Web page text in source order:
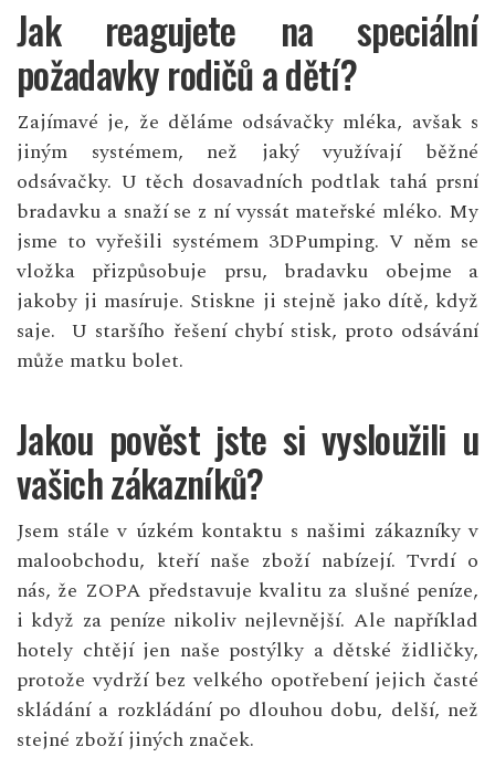
Jak reagujete na speciální
požadavky rodičů a dětí?
Zajímavé je, že děláme odsávačky mléka, avšak s
jiným systémem, než jaký využívají běžné
odsávačky. U těch dosavadních podtlak tahá prsní
bradavku a snaží se z ní vyssát mateřské mléko. My
jsme to vyřešili systémem 3DPumping. V něm se
vložka přizpůsobuje prsu, bradavku obejme a
jakoby ji masíruje. Stiskne ji stejně jako dítě, když
saje. U staršího řešení chybí stisk, proto odsávání
může matku bolet.
Jakou pověst jste si vysloužili u
vašich zákazníků?
Jsem stále v úzkém kontaktu s našimi zákazníky v
maloobchodu, kteří naše zboží nabízejí. Tvrdí o
nás, že ZOPA představuje kvalitu za slušné peníze,
i když za peníze nikoliv nejlevnější. Ale například
hotely chtějí jen naše postýlky a dětské židličky,
protože vydrží bez velkého opotřebení jejich časté
skládání a rozkládání po dlouhou dobu, delší, než
stejné zboží jiných značek.